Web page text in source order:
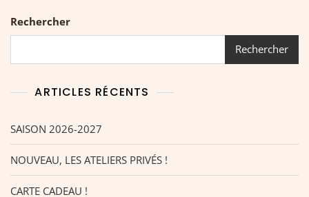
Rechercher
Rechercher
ARTICLES RÉCENTS
SAISON 2026-2027
NOUVEAU, LES ATELIERS PRIVÉS !
CARTE CADEAU !